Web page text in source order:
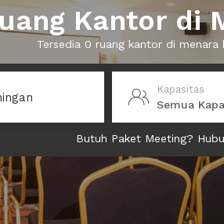
Kantor di
Tersedia 0 ruang kantor di
Kapasitas
Semua
Butuh Paket Meeting?